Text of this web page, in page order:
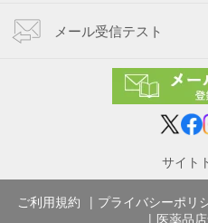
メール受信テスト
サイト
ご利用規約 プライバシーポリ
医薬品